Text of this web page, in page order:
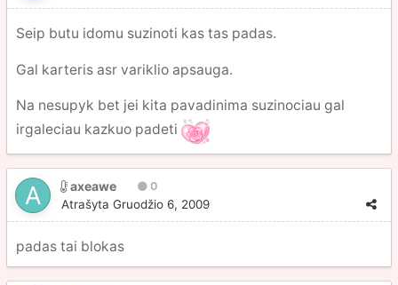
Seip butu idomu suzinoti kas tas padas.
Gal karteris asr variklio apsauga.
Na nesupyk bet jei kita pavadinima suzinociau gal
irgaleciau kazkuo padeti
axeawe 0
Atrašyta Gruodžio 6, 2009
padas tai blokas